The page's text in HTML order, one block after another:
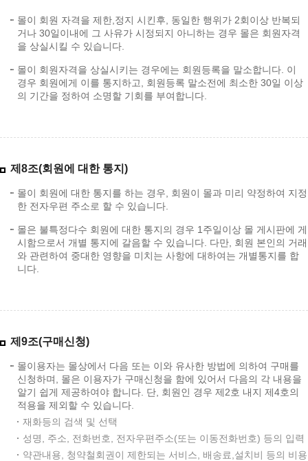
몰이 회원 자격을 제한,정지 시킨후, 동일한 행위가 2회이상 반복되
거나 30일이내에 그 사유가 시정되지 아니하는 경우 몰은 회원자격
을 상실시킬 수 있습니다.
몰이 회원자격을 상실시키는 경우에는 회원등록을 말소합니다. 이
경우 회원에게 이를 통지하고, 회원등록 말소전에 최소한 30일 이상
의 기간을 정하여 소명할 기회를 부여합니다.
제8조(회원에 대한 통지)
몰이 회원에 대한 통지를 하는 경우, 회원이 몰과 미리 약정하여 지정
한 전자우편 주소로 할 수 있습니다.
몰은 불특정다수 회원에 대한 통지의 경우 1주일이상 몰 게시판에 게
시함으로서 개별 통지에 갈음할 수 있습니다. 다만, 회원 본인의 거래
와 관련하여 중대한 영향을 미치는 사항에 대하여는 개별통지를 합
니다.
제9조(구매신청)
몰이용자는 몰상에서 다음 또는 이와 유사한 방법에 의하여 구매를
신청하며, 몰은 이용자가 구매신청을 함에 있어서 다음의 각 내용을
알기 쉽게 제공하여야 합니다. 단, 회원인 경우 제2호 내지 제4호의
적용을 제외할 수 있습니다.
재화등의 검색 및 선택
성명, 주소, 전화번호, 전자우편주소(또는 이동전화번호) 등의 입력
약관내용, 청약철회권이 제한되는 서비스, 배송료,설치비 등의 비용